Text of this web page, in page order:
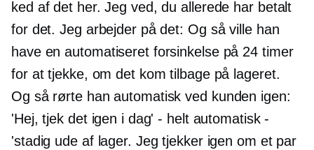
ked af det her. Jeg ved, du allerede har betalt
for det. Jeg arbejder på det: Og så ville han
have en automatiseret forsinkelse på 24 timer
for at tjekke, om det kom tilbage på lageret.
Og så rørte han automatisk ved kunden igen:
'Hej, tjek det igen i dag' - helt automatisk -
'stadig ude af lager. Jeg tjekker igen om et par